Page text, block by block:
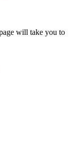
will take you to